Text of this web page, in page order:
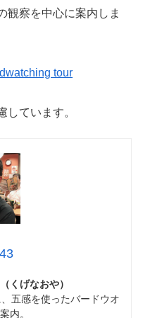
観察を中心に案内しま
tour
しています。
くげなおや）
五感を使ったバードウオ
内。